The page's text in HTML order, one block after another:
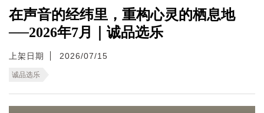
在声音的经纬里，重构心灵的栖息地
──2026年7月｜诚品选乐
上架日期 2026/07/15
诚品选乐